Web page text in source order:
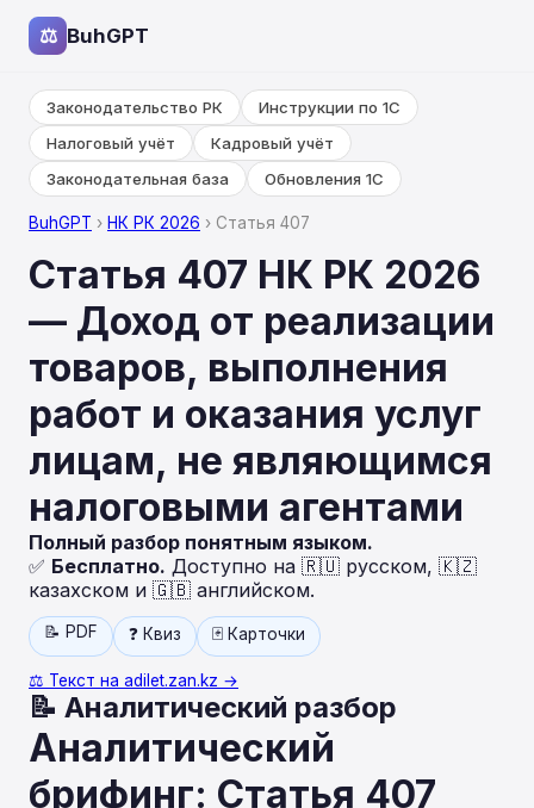
⚖ BuhGPT
Законодательство РК
Инструкции по 1С
Налоговый учёт
Кадровый учёт
Законодательная база
Обновления 1С
BuhGPT › НК РК 2026 › Статья 407
Статья 407 НК РК 2026
— Доход от реализации
товаров, выполнения
работ и оказания услуг
лицам, не являющимся
налоговыми агентами
Полный разбор понятным языком.
✅ Бесплатно. Доступно на 🇷🇺 русском, 🇰🇿
казахском и 🇬🇧 английском.
📝 PDF ❓ Квиз 🃏 Карточки
⚖️ Текст на adilet.zan.kz →
📝 Аналитический разбор
Аналитический
брифинг: Статья 407